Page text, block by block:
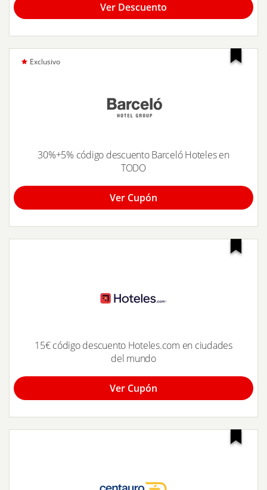
Ver Descuento
Exclusivo
30%+5% código descuento Barceló Hoteles en
TODO
Ver Cupón
15€ código descuento Hoteles.com en ciudades
del mundo
Ver Cupón